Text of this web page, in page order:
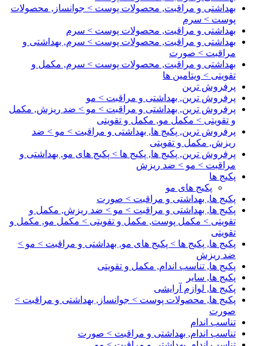
بهداشتی و مراقبت, محصولات پوست > جوانساز, محصولات
پوست > سرم
بهداشتی و مراقبت, محصولات پوست > سرم
بهداشتی و مراقبت, محصولات پوست > سرم, بهداشتی و
مراقبت > صورت
بهداشتی و مراقبت, محصولات پوست > سرم, مکمل و
تقویتی > ویتامین ها
پرفروش ترین
پرفروش ترین, بهداشتی و مراقبت > مو
پرفروش ترین, بهداشتی و مراقبت > مو > ضد ریزش, مکمل
و تقویتی > مکمل مو, مکمل و تقویتی
پرفروش ترین, پکیج ها, بهداشتی و مراقبت > مو > ضد
ریزش, مکمل و تقویتی
پرفروش ترین, پکیج ها, پکیج ها > پکیج های مو, بهداشتی و
مراقبت > مو > ضد ریزش
پکیج ها
پکیج های مو
پکیج ها, بهداشتی و مراقبت > صورت
پکیج ها, بهداشتی و مراقبت > مو > ضد ریزش, مکمل و
تقویتی > مکمل پوست, مکمل و تقویتی > مکمل مو, مکمل و
تقویتی
پکیج ها, پکیج ها > پکیج های مو, بهداشتی و مراقبت > مو >
ضد ریزش
پکیج ها, تناسب اندام, مکمل و تقویتی
پکیج ها, سایر
پکیج ها, لوازم آرایشی
پکیج ها, محصولات پوست > جوانساز, بهداشتی و مراقبت >
صورت
تناسب اندام
تناسب اندام, بهداشتی و مراقبت > صورت